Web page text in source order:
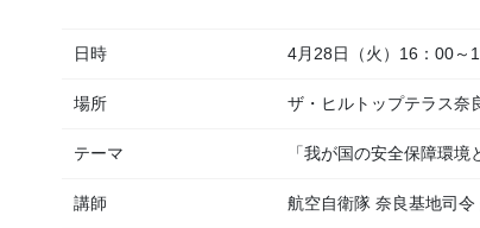
日時 4月28日（火）16：00～
場所 ザ・ヒルトップテラス奈
テーマ 「我が国の安全保障環
講師 航空自衛隊 奈良基地司